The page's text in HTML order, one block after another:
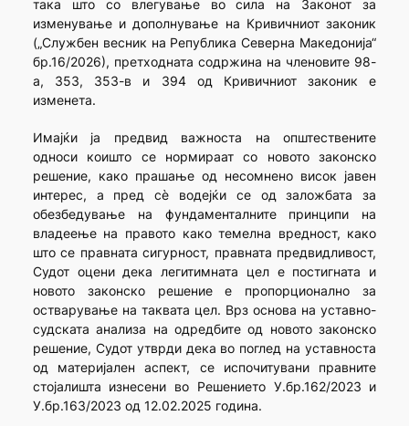
така што со влегување во сила на Законот за
изменување и дополнување на Кривичниот законик
(„Службен весник на Република Северна Македонија“
бр.16/2026), претходната содржина на членовите 98-
а, 353, 353-в и 394 од Кривичниот законик е
изменета.
Имајќи ја предвид важноста на општествените
односи коишто се нормираат со новото законско
решение, како прашање од несомнено висок јавен
интерес, а пред сè водејќи се од заложбата за
обезбедување на фундаменталните принципи на
владеење на правото како темелна вредност, како
што се правната сигурност, правната предвидливост,
Судот оцени дека легитимната цел е постигната и
новото законско решение е пропорционално за
остварување на таквата цел. Врз основа на уставно-
судската анализа на одредбите од новото законско
решение, Судот утврди дека во поглед на уставноста
од материјален аспект, се испочитувани правните
стојалишта изнесени во Решението У.бр.162/2023 и
У.бр.163/2023 од 12.02.2025 година.